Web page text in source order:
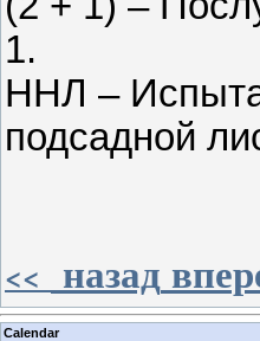
1.
ННЛ –
подсадной
<< назад
Calendar